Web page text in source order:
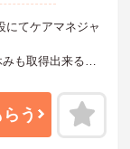
にてケアマネジャ
も取得出来るの
気です！
に詳細をお話しい
う